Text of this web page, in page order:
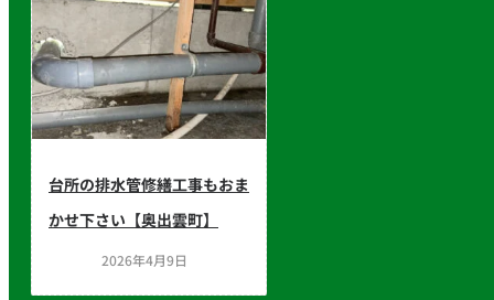
台所の排水管修繕工事もおま
かせ下さい【奥出雲町】
2026年4月9日